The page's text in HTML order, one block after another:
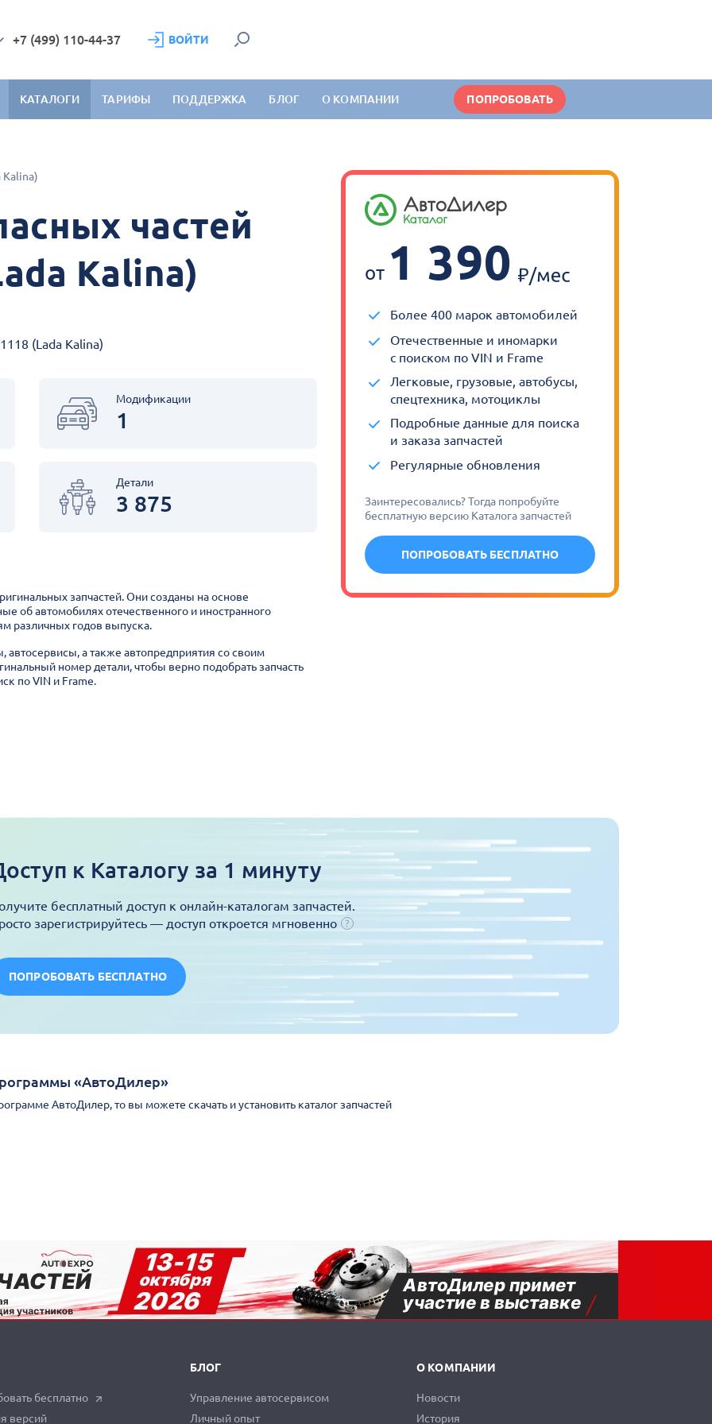
+7 (499) 110-44-37 ВОЙТИ
КАТАЛОГИ ТАРИФЫ ПОДДЕРЖКА БЛОГ О КОМПАНИИ ПОПРОБОВАТЬ
Kalina)
частей
Kalina)
(Lada Kalina)
Модификации
1
Детали
3 875
запчастей. Они созданы на основе
об автомобилях отечественного и иностранного
различных годов выпуска.
автосервисы, а также автопредприятия со своим
номер детали, чтобы верно подобрать запчасть
по VIN и Frame.
от 1 390
Более 400 марок автомобилей
Отечественные и иномарки
с поиском по VIN и Frame
Легковые, грузовые, автобусы,
спецтехника, мотоциклы
Подробные данные для поиска
и заказа запчастей
Регулярные обновления
Заинтересовались? Тогда попробуйте
бесплатную версию Каталога запчастей
ПОПРОБОВАТЬ БЕСПЛАТНО
к Каталогу за 1 минуту
бесплатный доступ к онлайн-каталогам запчастей.
зарегистрируйтесь — доступ откроется мгновенно
ПОПРОБОВАТЬ БЕСПЛАТНО
«АвтоДилер»
АвтоДилер, то вы можете скачать и установить каталог запчастей
бесплатно
версий
БЛОГ
Управление автосервисом
Личный опыт
О КОМПАНИИ
Новости
История